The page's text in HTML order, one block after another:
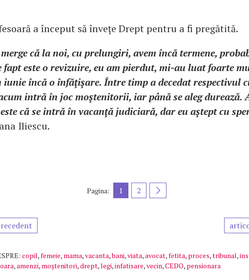
a început să învețe Drept pentru a fi pregătită.
că la noi, cu prelungiri, avem încă termene,
fapt este o revizuire, eu am pierdut, mi-au luat foarte
încă o înfăţişare. Între timp a decedat respectivul
intră în joc moştenitorii, iar până se aleg durează.
că se intră în vacanţă judiciară, dar eu aştept cu
Iliescu.
Pagina: 1 2
copil,femeie, mama,vacanta,bani,viata,avocat,fetita, proces,tribunal,
,amenzi, moştenitori,drept,legi,infatisare,vecin,CEDO, pensionara